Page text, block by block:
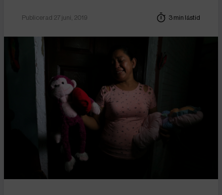
Publicerad 27 juni, 2019 3 min lästid